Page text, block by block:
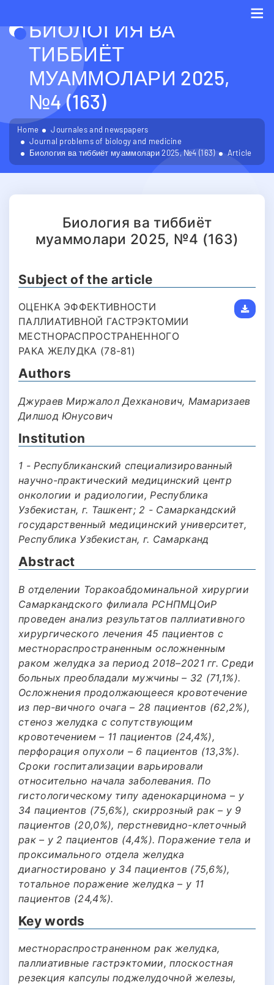
БИОЛОГИЯ ВА
ТИББИЁТ
МУАММОЛАРИ 2025,
№4 (163)
Home
Journales and newspapers
Journal problems of biology and medicine
Биология ва тиббиёт муаммолари 2025, №4 (163)
Article
Биология ва тиббиёт
муаммолари 2025, №4 (163)
Subject of the article
ОЦЕНКА ЭФФЕКТИВНОСТИ
ПАЛЛИАТИВНОЙ ГАСТРЭКТОМИИ
МЕСТНОРАСПРОСТРАНЕННОГО
РАКА ЖЕЛУДКА (78-81)
Authors
Джураев Миржалол Дехканович, Мамаризаев
Дилшод Юнусович
Institution
1 - Республиканский специализированный
научно-практический медицинский центр
онкологии и радиологии, Республика
Узбекистан, г. Ташкент; 2 - Самаркандский
государственный медицинский университет,
Республика Узбекистан, г. Самарканд
Abstract
В отделении Торакоабдоминальной хирургии
Самаркандского филиала РСНПМЦОиР
проведен анализ результатов паллиативного
хирургического лечения 45 пациентов с
местнораспространенным осложненным
раком желудка за период 2018–2021 гг. Среди
больных преобладали мужчины – 32 (71,1%).
Осложнения продолжающееся кровотечение
из пер-вичного очага – 28 пациентов (62,2%),
стеноз желудка с сопутствующим
кровотечением – 11 пациентов (24,4%),
перфорация опухоли – 6 пациентов (13,3%).
Сроки госпитализации варьировали
относительно начала заболевания. По
гистологическому типу аденокарцинома – у
34 пациентов (75,6%), скиррозный рак – у 9
пациентов (20,0%), перстневидно-клеточный
рак – у 2 пациентов (4,4%). Поражение тела и
проксимального отдела желудка
диагностировано у 34 пациентов (75,6%),
тотальное поражение желудка – у 11
пациентов (24,4%).
Key words
местнораспространенном рак желудка,
паллиативные гастрэктомии, плоскостная
резекция капсулы поджелудочной железы,